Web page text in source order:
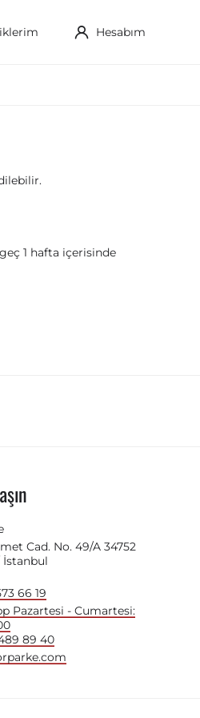
Hesabım
1 hafta içerisinde
Cad. No. 49/A 34752
İstanbul
66 19
Pazartesi - Cumartesi:
89 40